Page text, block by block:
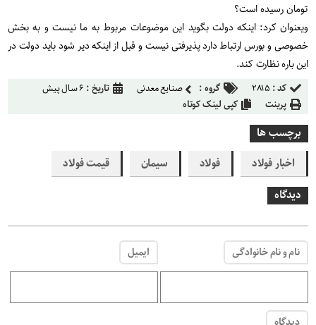
تومان رسیده است؟
ویعنوان کرد: اینکه دولت بگوید این موضوعات مربوط به ما نیست و به بخش
خصوصی و بورس ارتباط دارد پذیرفتی نیست و قبل از اینکه دیر شود باید دولت در
این باره نظارت کند.
کد : ۲۸۱۵ گروه : صنایع معدنی تاریخ : ۶ سال پیش
پرینت
کپی لینک کوتاه
برچسب ها
اخبار فولاد
فولاد سیمان
قیمت فولاد
دیدگاه
نام و نام خانوادگی ایمیل